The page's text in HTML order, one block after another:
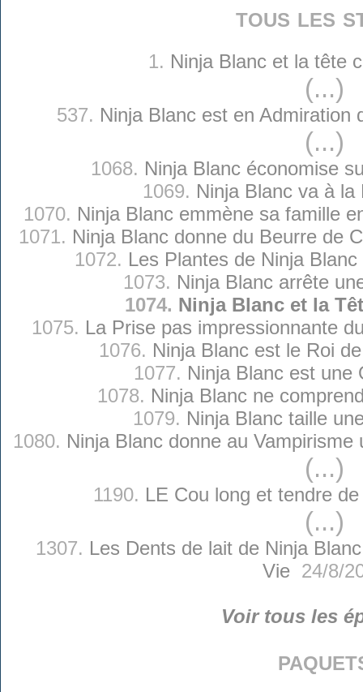
tous les
1. Ninja Blanc et la tête
(...)
537. Ninja Blanc est en Admiration
(...)
1068. Ninja Blanc économise
1069. Ninja Blanc va à la
1070. Ninja Blanc emmène sa famille
1071. Ninja Blanc donne du Beurre de
1072. Les Plantes de Ninja
1073. Ninja Blanc arrête
1074. Ninja Blanc et la
1075. La Prise pas impressionnante
1076. Ninja Blanc est le Roi
1077. Ninja Blanc est une
1078. Ninja Blanc ne
1079. Ninja Blanc taille
1080. Ninja Blanc donne au Vampirisme
(...)
1190. LE Cou long et tendre
(...)
1307. Les Dents de lait de Ninja
Vie24/8/
Voir tous les